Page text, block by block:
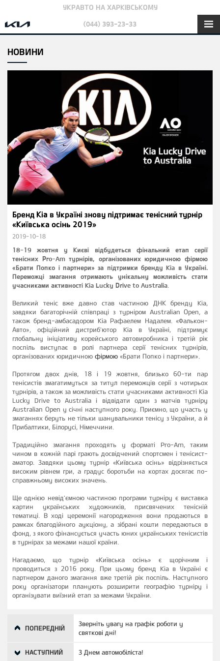
УКРАВТО НА ХАРКІВСЬКОМУ
(044) 393-23-33
НОВИНИ
Бренд Kia в Україні знову підтримає тенісний турнір
«Київська осінь 2019»
2019-10-18
18-19 жовтня у Києві відбудеться фінальний етап серії
тенісних Pro-Am турнірів, організованих юридичною фірмою
«Брати Попко і партнери» за підтримки бренду Kia в Україні.
Переможці змагання отримають унікальну можливість стати
учасниками активності Kia Lucky Drive to Australia
Великий теніс вже давно став частиною ДНК бренду Kia,
завдяки багаторічній співпраці з турніром Australian Open, а
також бренд-амбасадором Kia Рафаелем Надалем. «Фалькон-
Авто», офіційний дистриб'ютор Kia в Україні, підтримує
глобальну ініціативу корейського автовиробника і третій рік
поспіль виступає в ролі партнера серії тенісних турнірів,
організованих юридичною фірмою «Брати Попко і партнери».
Протягом двох днів, 18 і 19 жовтня, близько 60-ти пар
тенісистів змагатимуться за титул переможців серії з чотирьох
турнірів, а також за можливість стати учасниками активності Kia
Lucky Drive to Australia і відвідати один з матчів турніру
Australian Open у січні наступного року. Приємно, що участь у
змаганнях беруть не тільки шанувальники тенісу з України, а й
Прибалтики, Білорусі, Німеччини.
Традиційно змагання проходять у форматі Pro-Am, таким
чином в кожній парі грають досвідчений спортсмен і тенісист-
аматор. Завдяки цьому турнір «Київська осінь» відрізняється
високим рівнем гри, а градус боротьби на кортах досягає по-
справжньому високих значень.
Ще однією невід'ємною частиною програми турніру є виставка
картин українських художників, присвячених тенісній
тематиці. В ході церемонії нагородження вони продаються в
рамках благодійного аукціону, а зібрані кошти передаються в
фонд, з якого фінансується участь юних українських тенісистів
в турнірах за межами нашої країни.
Нагадаємо, що турнір «Київська осінь» є щорічним і
проводиться з 2016 року. При цьому бренд Kia в Україні є
партнером даного змагання вже третій рік поспіль. Наступного
року організатори планують розширити географію турніру і
організувати виїзний етап за межами України.
ПОПЕРЕДНІЙ
Зверніть увагу на графік роботи у
святкові дні!
НАСТУПНИЙ З Днем автомобіліста!